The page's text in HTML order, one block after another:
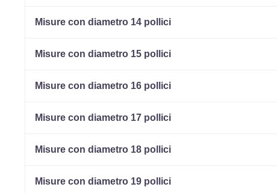
Misure con diametro 14 pollici
Misure con diametro 15 pollici
Misure con diametro 16 pollici
Misure con diametro 17 pollici
Misure con diametro 18 pollici
Misure con diametro 19 pollici